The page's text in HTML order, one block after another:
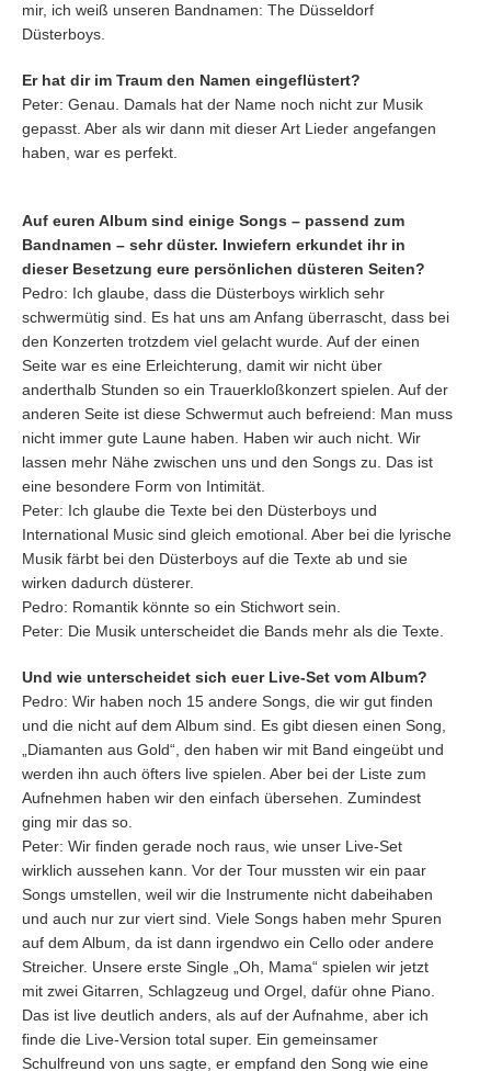
mir, ich weiß unseren Bandnamen: The Düsseldorf
Düsterboys.
Er hat dir im Traum den Namen eingeflüstert?
Peter: Genau. Damals hat der Name noch nicht zur Musik
gepasst. Aber als wir dann mit dieser Art Lieder angefangen
haben, war es perfekt.
Auf euren Album sind einige Songs – passend zum
Bandnamen – sehr düster. Inwiefern erkundet ihr in
dieser Besetzung eure persönlichen düsteren Seiten?
Pedro: Ich glaube, dass die Düsterboys wirklich sehr
schwermütig sind. Es hat uns am Anfang überrascht, dass bei
den Konzerten trotzdem viel gelacht wurde. Auf der einen
Seite war es eine Erleichterung, damit wir nicht über
anderthalb Stunden so ein Trauerkloßkonzert spielen. Auf der
anderen Seite ist diese Schwermut auch befreiend: Man muss
nicht immer gute Laune haben. Haben wir auch nicht. Wir
lassen mehr Nähe zwischen uns und den Songs zu. Das ist
eine besondere Form von Intimität.
Peter: Ich glaube die Texte bei den Düsterboys und
International Music sind gleich emotional. Aber bei die lyrische
Musik färbt bei den Düsterboys auf die Texte ab und sie
wirken dadurch düsterer.
Pedro: Romantik könnte so ein Stichwort sein.
Peter: Die Musik unterscheidet die Bands mehr als die Texte.
Und wie unterscheidet sich euer Live-Set vom Album?
Pedro: Wir haben noch 15 andere Songs, die wir gut finden
und die nicht auf dem Album sind. Es gibt diesen einen Song,
„Diamanten aus Gold“, den haben wir mit Band eingeübt und
werden ihn auch öfters live spielen. Aber bei der Liste zum
Aufnehmen haben wir den einfach übersehen. Zumindest
ging mir das so.
Peter: Wir finden gerade noch raus, wie unser Live-Set
wirklich aussehen kann. Vor der Tour mussten wir ein paar
Songs umstellen, weil wir die Instrumente nicht dabeihaben
und auch nur zur viert sind. Viele Songs haben mehr Spuren
auf dem Album, da ist dann irgendwo ein Cello oder andere
Streicher. Unsere erste Single „Oh, Mama“ spielen wir jetzt
mit zwei Gitarren, Schlagzeug und Orgel, dafür ohne Piano.
Das ist live deutlich anders, als auf der Aufnahme, aber ich
finde die Live-Version total super. Ein gemeinsamer
Schulfreund von uns sagte, er empfand den Song wie eine